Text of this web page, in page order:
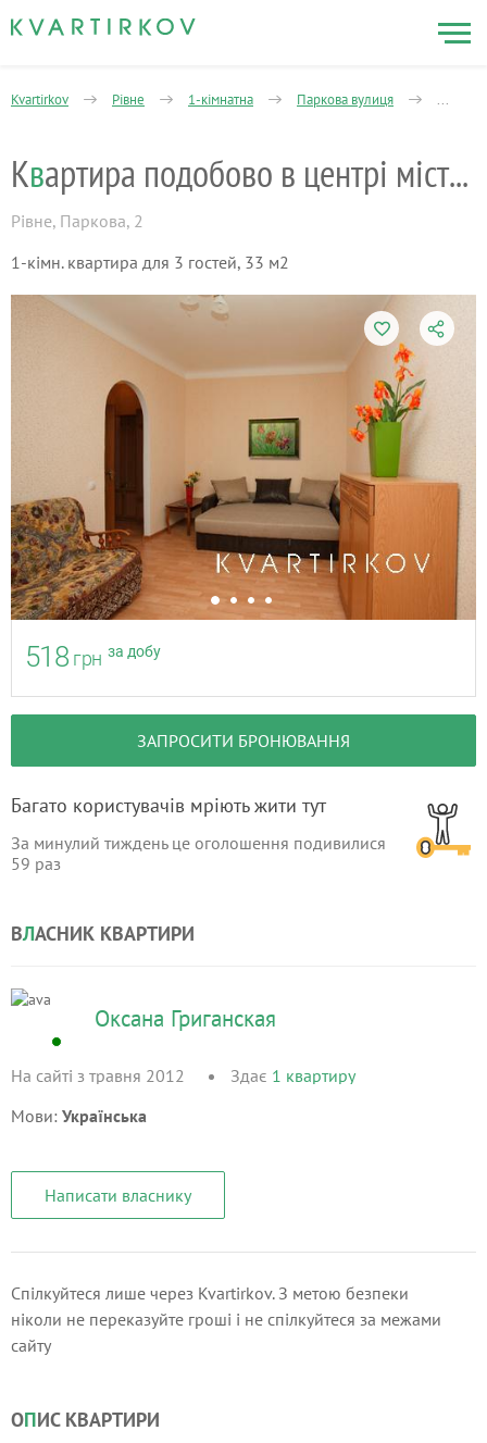
Kvartirkov Рівне 1-кімнатна Паркова вулиця
Кв артира подобово в центрі міста Рівне
Рівне, Паркова, 2
1-кімн. квартира для 3 гостей, 33 м2
518 грн за добу
ЗАПРОСИТИ БРОНЮВАННЯ
Багато користувачів мріють жити тут
За минулий тиждень це оголошення подивилися
59 раз
ВЛАСНИК КВАРТИРИ
Оксана Григанская
На сайті з травня 2012 Здає 1 квартиру
Мови: Українська
Написати власнику
Спілкуйтеся лише через Kvartirkov. З метою безпеки
ніколи не переказуйте гроші і не спілкуйтеся за межами
сайту
ОПИС КВАРТИРИ